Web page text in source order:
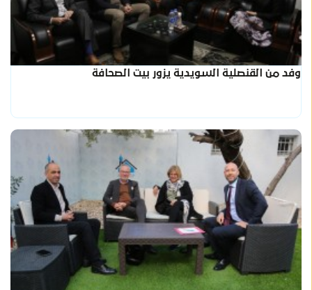
وفد من القنصلية السويدية يزور بيت الصحافة